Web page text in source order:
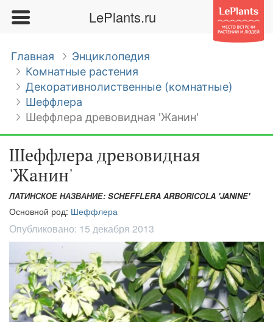
LePlants.ru
Главная
Энциклопедия
Комнатные растения
Декоративнолиственные (комнатные)
Шеффлера
Шеффлера древовидная 'Жанин'
Шеффлера древовидная
'Жанин'
ЛАТИНСКОЕ НАЗВАНИЕ: SCHEFFLERA ARBORICOLA 'JANINE'
Основной род: Шеффлера
Опубликовано: 15 декабря 2013